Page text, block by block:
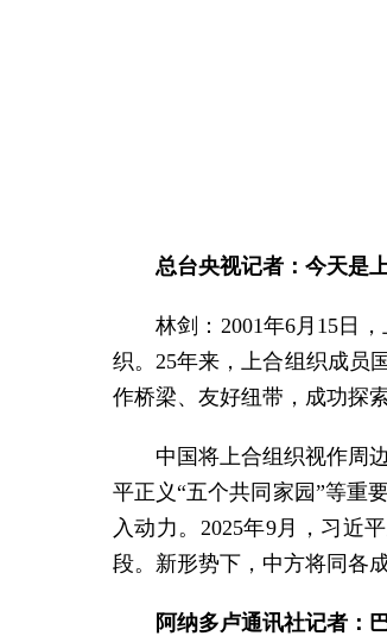
总台央视记者：今天是
林剑：2001年6月15日
织。25年来，上合组织成员
作桥梁、友好纽带，成功探
中国将上合组织视作周
平正义“五个共同家园”等重
入动力。2025年9月，习近
段。新形势下，中方将同各
阿纳多卢通讯社记者：